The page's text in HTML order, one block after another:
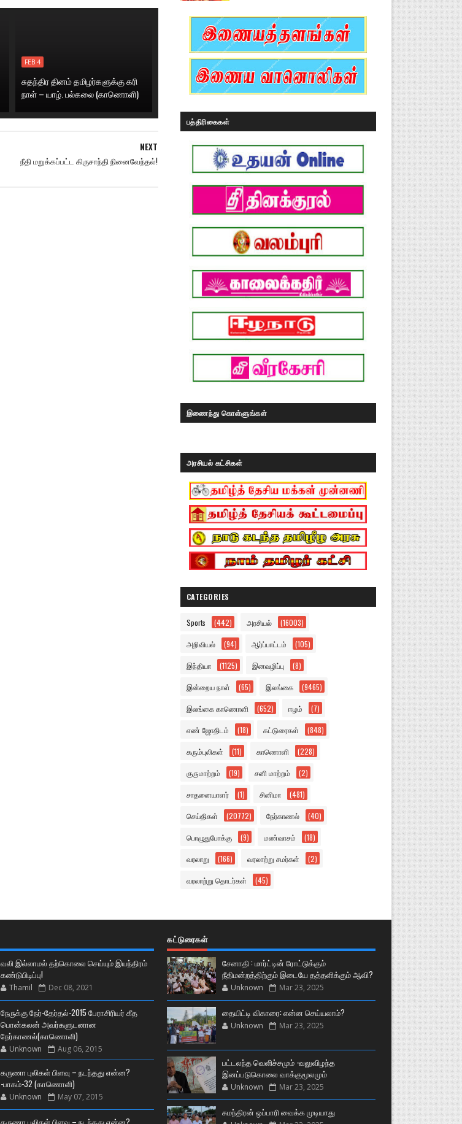
FEB 4
சுதந்திர தினம் தமிழர்களுக்கு கரி
நாள் – யாழ். பல்கலை (காணொளி)
NEXT
நீதி மறுக்கப்பட்ட கிருசாந்தி நினைவேந்தல்!
பத்திரிகைகள்
இணைந்து கொள்ளுங்கள்
அரசியல் கட்சிகள்
CATEGORIES
Sports (442) அரசியல் (16003)
அறிவியல் (94) ஆர்ப்பாட்டம் (105)
இந்தியா (1125) இனவழிப்பு (8)
இன்றைய நாள் (65) இலங்கை (9465)
இலங்கை காணொளி (652) ஈழம் (7)
எண் ஜோதிடம் (18) கட்டுரைகள் (848)
கரும்புலிகள் (11) காணொளி (228)
குருமாற்றம் (19) சனி மாற்றம் (2)
சாதனையாளர் (1) சினிமா (481)
செய்திகள் (20772) நேர்காணல் (40)
பொழுதுபோக்கு (9) மண்வாசம் (18)
வரலாறு (166) வரலாற்று சமர்கள் (2)
வரலாற்று தொடர்கள் (45)
வலி இல்லாமல் தற்கொலை செய்யும் இயந்திரம்
கண்டுபிடிப்பு!
Thamil Dec 08, 2021
நேருக்கு நேர்-தேர்தல்-2015 பேராசிரியர் கீத
பொன்கலன் அவர்களுடனான
நேர்காணல்(காணொளி)
Unknown Aug 06, 2015
கருணா புலிகள் பிளவு – நடந்தது என்ன?
-பாகம்-32 (காணொளி)
Unknown May 07, 2015
கருணா புலிகள் பிளவு – நடந்தது என்ன?
கட்டுரைகள்
சேனாதி : மார்ட்டின் ரோட்டுக்கும்
நீதிமன்றத்திற்கும் இடையே தத்தளிக்கும் ஆவி?
Unknown Mar 23, 2025
தையிட்டி விகாரை: என்ன செய்யலாம்?
Unknown Mar 23, 2025
பட்டலந்த வெளிச்சமும் -வலுவிழந்த
இனப்படுகொலை வாக்குமூலமும்
Unknown Mar 23, 2025
சுமந்திரன் ஒப்பாரி வைக்க முடியாது